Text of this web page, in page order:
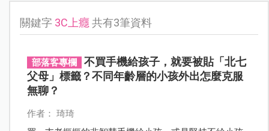
關鍵字 3C上癮共有3筆資料
部落客專欄
不買手機給孩子，就要被貼「北七
父母」標籤？不同年齡層的小孩外出怎麼克服
無聊？
作者： 琦琦